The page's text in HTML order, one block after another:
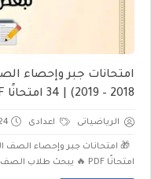
2018 – 2019) | 34 امتحانًا PDF
الرياضياتى اعدادى 24 ديسمبر 2025
امتحانًا PDF 🔥 يبحث طلاب الصف الثالث الإعدادي وأولياء ا...